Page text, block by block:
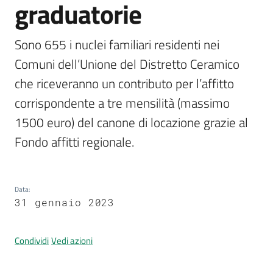
Servizi
Vivere
Tutti
gli
graduatorie
Sono 655 i nuclei familiari residenti nei
Comuni dell’Unione del Distretto Ceramico
che riceveranno un contributo per l’affitto
corrispondente a tre mensilità (massimo
1500 euro) del canone di locazione grazie al
Fondo affitti regionale.
Data:
31 gennaio 2023
CondividiVedi azioni